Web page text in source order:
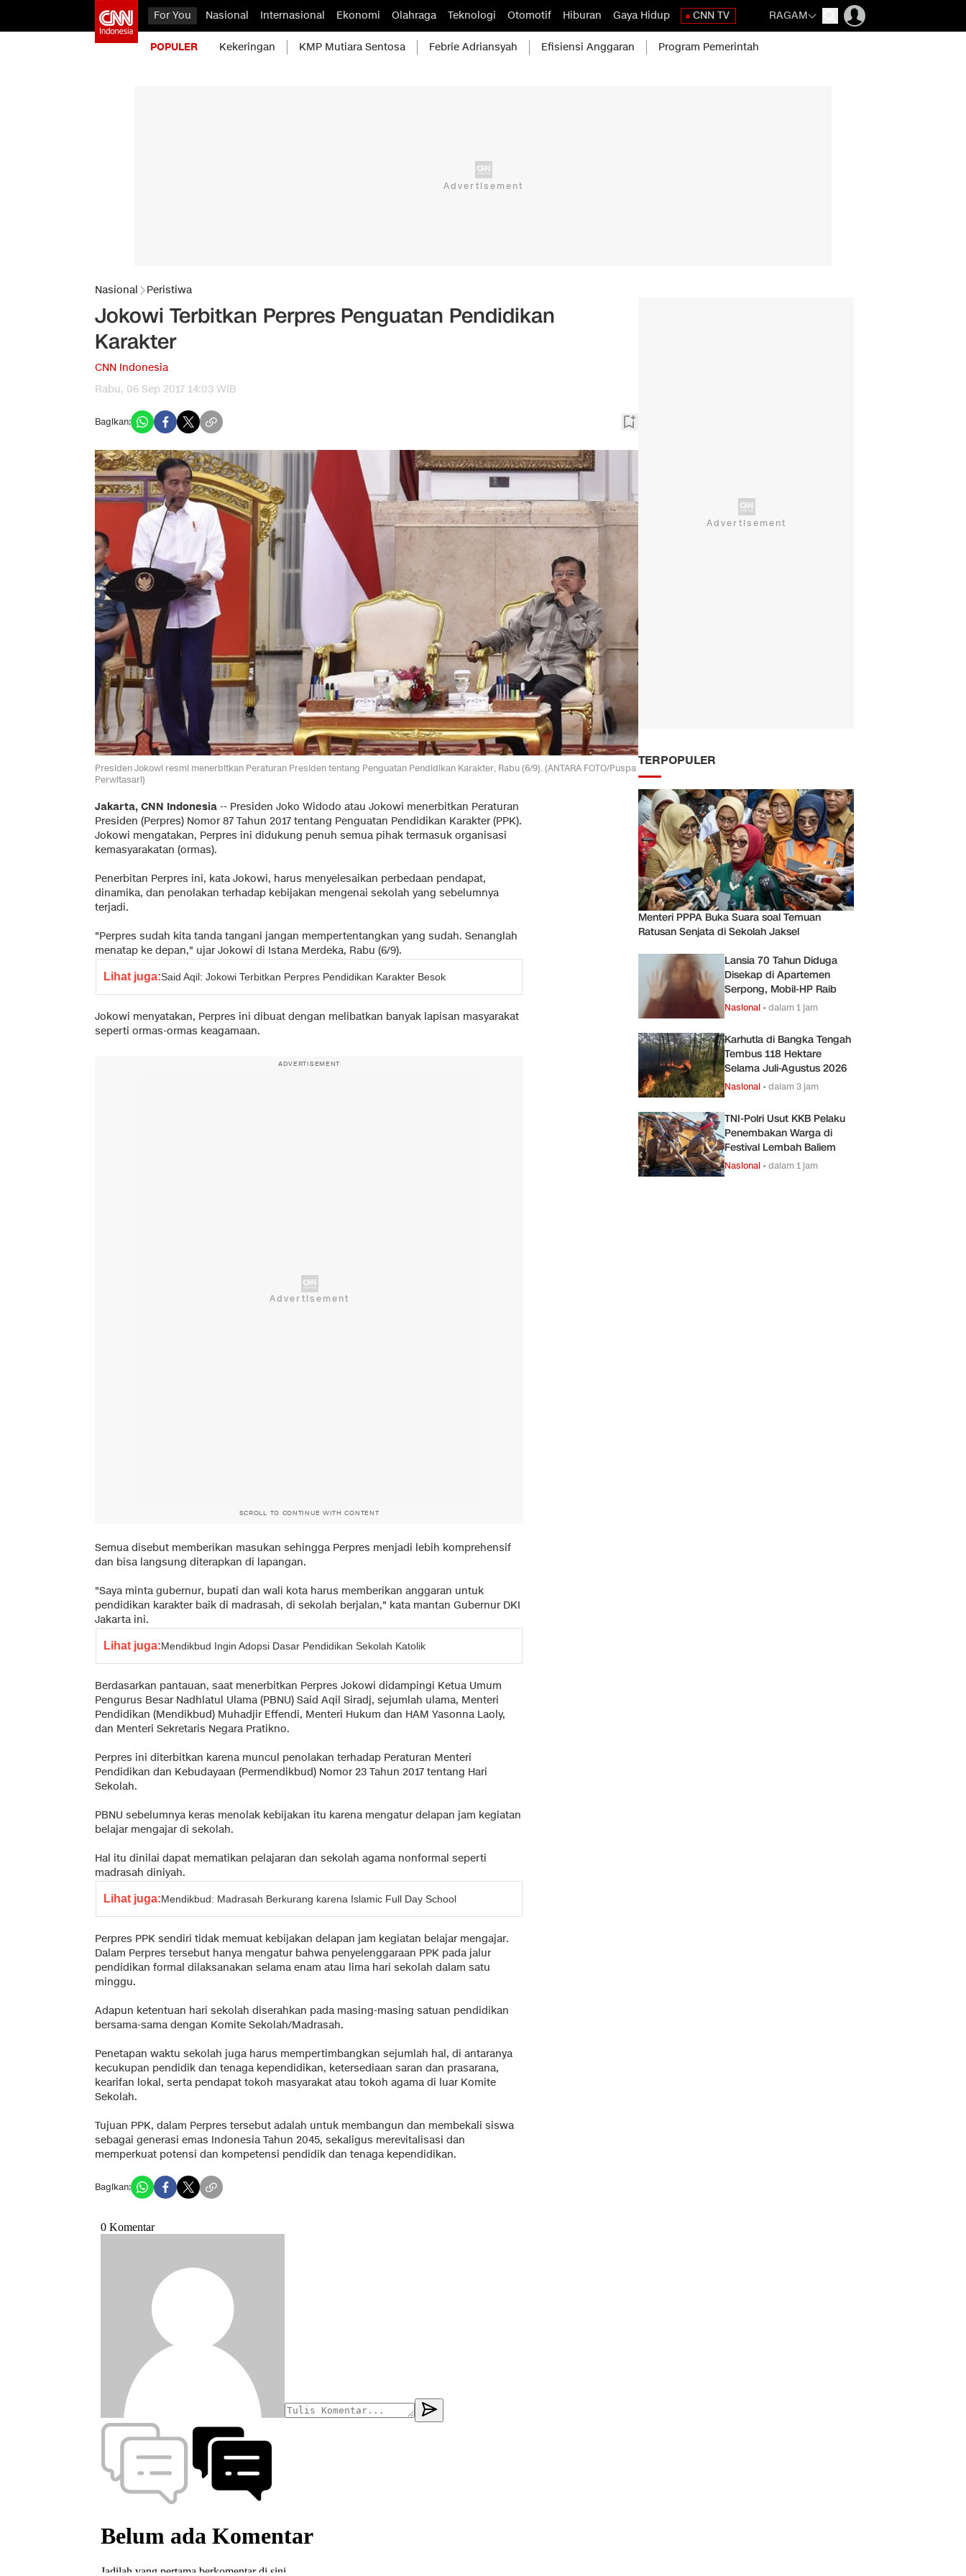
For You Nasional Internasional Ekonomi Olahraga Teknologi Otomotif Hiburan Gaya Hidup CNN TV RAGAM
POPULER Kekeringan KMP Mutiara Sentosa Febrie Adriansyah Efisiensi Anggaran Program Pemerintah
Nasional Peristiwa
Jokowi Terbitkan Perpres Penguatan Pendidikan
Karakter
CNN Indonesia
Rabu, 06 Sep 2017 14:03 WIB
Bagikan:
Presiden Jokowi resmi menerbitkan Peraturan Presiden tentang Penguatan Pendidikan Karakter, Rabu (6/9). (ANTARA FOTO/Puspa
Perwitasari)
Jakarta, CNN Indonesia -- Presiden Joko Widodo atau Jokowi menerbitkan Peraturan
Presiden (Perpres) Nomor 87 Tahun 2017 tentang Penguatan Pendidikan Karakter (PPK).
Jokowi mengatakan, Perpres ini didukung penuh semua pihak termasuk organisasi
kemasyarakatan (ormas).
Penerbitan Perpres ini, kata Jokowi, harus menyelesaikan perbedaan pendapat,
dinamika, dan penolakan terhadap kebijakan mengenai sekolah yang sebelumnya
terjadi.
"Perpres sudah kita tanda tangani jangan mempertentangkan yang sudah. Senanglah
menatap ke depan," ujar Jokowi di Istana Merdeka, Rabu (6/9).
Lihat juga:Said Aqil: Jokowi Terbitkan Perpres Pendidikan Karakter Besok
Jokowi menyatakan, Perpres ini dibuat dengan melibatkan banyak lapisan masyarakat
seperti ormas-ormas keagamaan.
ADVERTISEMENT
SCROLL TO CONTINUE WITH CONTENT
Semua disebut memberikan masukan sehingga Perpres menjadi lebih komprehensif
dan bisa langsung diterapkan di lapangan.
"Saya minta gubernur, bupati dan wali kota harus memberikan anggaran untuk
pendidikan karakter baik di madrasah, di sekolah berjalan," kata mantan Gubernur DKI
Jakarta ini.
Lihat juga:Mendikbud Ingin Adopsi Dasar Pendidikan Sekolah Katolik
Berdasarkan pantauan, saat menerbitkan Perpres Jokowi didampingi Ketua Umum
Pengurus Besar Nadhlatul Ulama (PBNU) Said Aqil Siradj, sejumlah ulama, Menteri
Pendidikan (Mendikbud) Muhadjir Effendi, Menteri Hukum dan HAM Yasonna Laoly,
dan Menteri Sekretaris Negara Pratikno.
Perpres ini diterbitkan karena muncul penolakan terhadap Peraturan Menteri
Pendidikan dan Kebudayaan (Permendikbud) Nomor 23 Tahun 2017 tentang Hari
Sekolah.
PBNU sebelumnya keras menolak kebijakan itu karena mengatur delapan jam kegiatan
belajar mengajar di sekolah.
Hal itu dinilai dapat mematikan pelajaran dan sekolah agama nonformal seperti
madrasah diniyah.
Lihat juga:Mendikbud: Madrasah Berkurang karena Islamic Full Day School
Perpres PPK sendiri tidak memuat kebijakan delapan jam kegiatan belajar mengajar.
Dalam Perpres tersebut hanya mengatur bahwa penyelenggaraan PPK pada jalur
pendidikan formal dilaksanakan selama enam atau lima hari sekolah dalam satu
minggu.
Adapun ketentuan hari sekolah diserahkan pada masing-masing satuan pendidikan
bersama-sama dengan Komite Sekolah/Madrasah.
Penetapan waktu sekolah juga harus mempertimbangkan sejumlah hal, di antaranya
kecukupan pendidik dan tenaga kependidikan, ketersediaan saran dan prasarana,
kearifan lokal, serta pendapat tokoh masyarakat atau tokoh agama di luar Komite
Sekolah.
Tujuan PPK, dalam Perpres tersebut adalah untuk membangun dan membekali siswa
sebagai generasi emas Indonesia Tahun 2045, sekaligus merevitalisasi dan
memperkuat potensi dan kompetensi pendidik dan tenaga kependidikan.
Bagikan:
TERPOPULER
Menteri PPPA Buka Suara soal Temuan
Ratusan Senjata di Sekolah Jaksel
Lansia 70 Tahun Diduga
Disekap di Apartemen
Serpong, Mobil-HP Raib
Nasional •dalam 1 jam
Karhutla di Bangka Tengah
Tembus 118 Hektare
Selama Juli-Agustus 2026
Nasional •dalam 3 jam
TNI-Polri Usut KKB Pelaku
Penembakan Warga di
Festival Lembah Baliem
Nasional •dalam 1 jam